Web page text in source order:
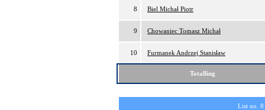
8 Biel Michał Piotr
9 Chowaniec Tomasz Michał
10 Furmanek Andrzej Stanisław
Totalling
List no.